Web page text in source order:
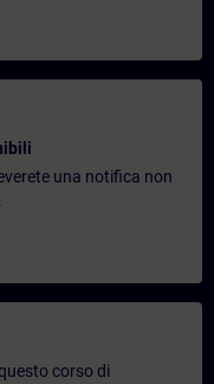
una notifica non
corso di